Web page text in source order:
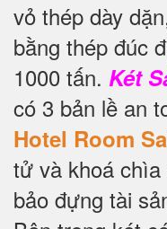
vỏ thép dày
bằng thép đúc
1000 tấn. Két
có 3 bản lề an
Hotel Room
tử và khoá
bảo đựng tài